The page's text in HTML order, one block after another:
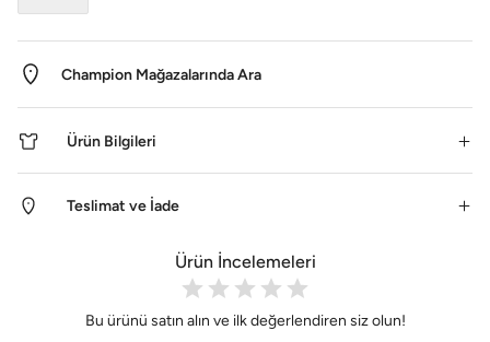
Champion Mağazalarında Ara
Ürün Bilgileri
Teslimat ve İade
Ürün İncelemeleri
Bu ürünü satın alın ve ilk değerlendiren siz olun!